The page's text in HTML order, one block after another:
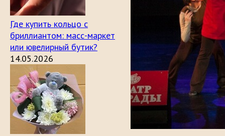
Где купить кольцо с
бриллиантом: масс-маркет
или ювелирный бутик?
14.05.2026